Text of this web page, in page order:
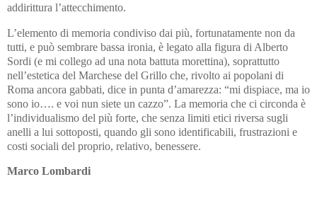
addirittura l’attecchimento.
L’elemento di memoria condiviso dai più, fortunatamente non da
tutti, e può sembrare bassa ironia, è legato alla figura di Alberto
Sordi (e mi collego ad una nota battuta morettina), soprattutto
nell’estetica del Marchese del Grillo che, rivolto ai popolani di
Roma ancora gabbati, dice in punta d’amarezza: “mi dispiace, ma io
sono io…. e voi nun siete un cazzo”. La memoria che ci circonda è
l’individualismo del più forte, che senza limiti etici riversa sugli
anelli a lui sottoposti, quando gli sono identificabili, frustrazioni e
costi sociali del proprio, relativo, benessere.
Marco Lombardi